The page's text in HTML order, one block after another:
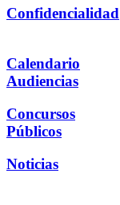
Confidencialidad
Calendario
Audiencias
Concursos
Públicos
Noticias